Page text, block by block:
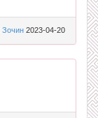
Зочин 2023-04-20